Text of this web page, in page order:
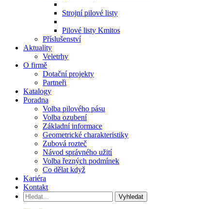
Strojní pilové listy
Pilové listy Kmitos
Příslušenství
Aktuality
Veletrhy
O firmě
Dotační projekty
Partneři
Katalogy
Poradna
Volba pilového pásu
Volba ozubení
Základní informace
Geometrické charakteristiky
Zubová rozteč
Návod správného užití
Volba řezných podmínek
Co dělat když
Kariéra
Kontakt
Vyhledat